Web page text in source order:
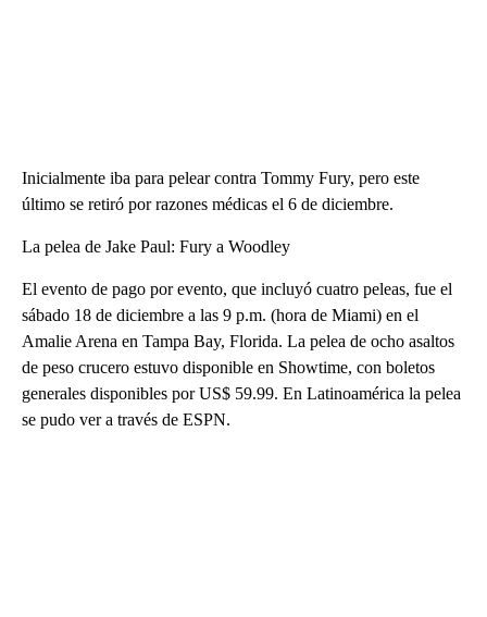
Inicialmente iba para pelear contra Tommy Fury, pero este
último se retiró por razones médicas el 6 de diciembre.
La pelea de Jake Paul: Fury a Woodley
El evento de pago por evento, que incluyó cuatro peleas, fue el
sábado 18 de diciembre a las 9 p.m. (hora de Miami) en el
Amalie Arena en Tampa Bay, Florida. La pelea de ocho asaltos
de peso crucero estuvo disponible en Showtime, con boletos
generales disponibles por US$ 59.99. En Latinoamérica la pelea
se pudo ver a través de ESPN.